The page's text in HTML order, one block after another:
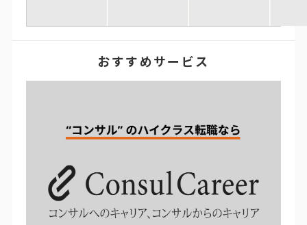
おすすめサービス